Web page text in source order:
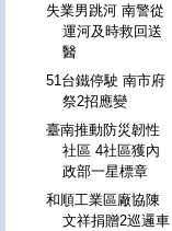
失業男跳河 南警從
運河及時救回送
醫
51台鐵停駛 南市府
祭2招應變
臺南推動防災韌性
社區 4社區獲內
政部一星標章
和順工業區廠協陳
文祥捐贈2巡邏車